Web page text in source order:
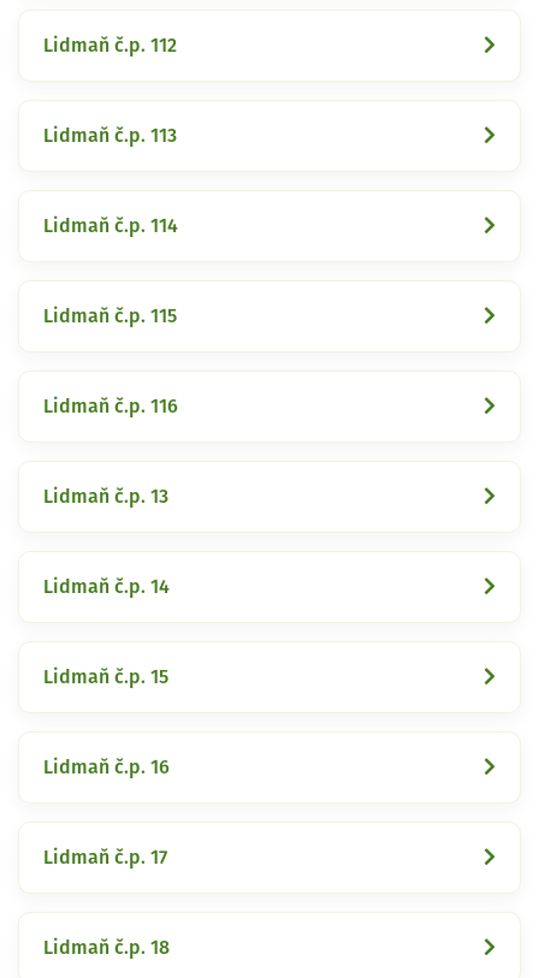
Lidmaň č.p. 112
Lidmaň č.p. 113
Lidmaň č.p. 114
Lidmaň č.p. 115
Lidmaň č.p. 116
Lidmaň č.p. 13
Lidmaň č.p. 14
Lidmaň č.p. 15
Lidmaň č.p. 16
Lidmaň č.p. 17
Lidmaň č.p. 18